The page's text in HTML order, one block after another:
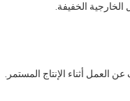
الخارجية الخفيفة.
العمل أثناء الإنتاج المستمر.